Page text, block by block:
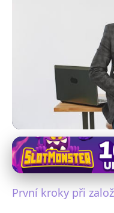
Zakládání a start-upy
Průvodce
nápadu po
První kroky při